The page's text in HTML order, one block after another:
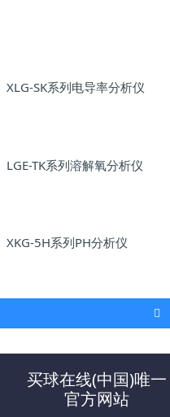
XLG-SK系列电导率分析仪
LGE-TK系列溶解氧分析仪
XKG-5H系列PH分析仪
买球在线(中国)唯一
官方网站